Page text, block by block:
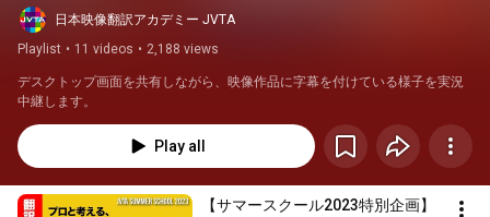
日本映像翻訳アカデミー JVTA
Playlist • 11 videos • 2,188 views
デスクトップ画面を共有しながら、映像作品に字幕を付けている様子を実況
中継します。
Play all
【サマースクール2023特別企画】